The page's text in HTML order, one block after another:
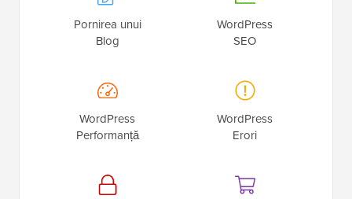
Pornirea unui
Blog
WordPress
SEO
WordPress
Performanță
WordPress
Erori